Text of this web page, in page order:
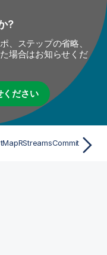
?
、ステップの省略、
場合はお知らせくだ
ください
tMapRStreamsCommit